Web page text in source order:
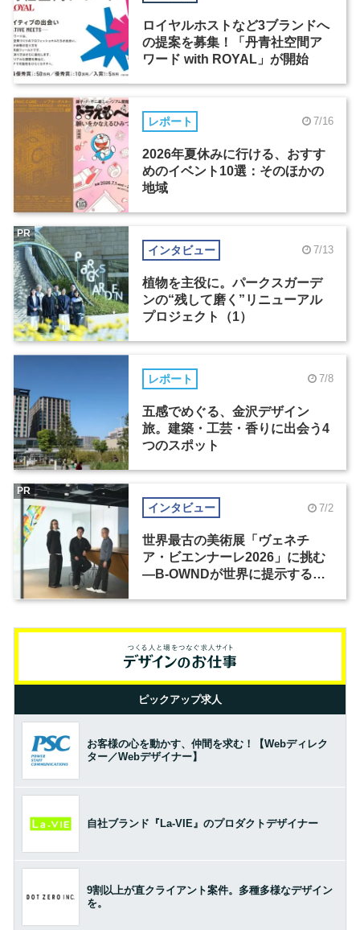
ロイヤルホストなど3ブランドへ
の提案を募集！「丹青社空間ア
ワード with ROYAL」が開始
レポート 7/16
2026年夏休みに行ける、おすす
めのイベント10選：そのほかの
地域
インタビュー 7/13
植物を主役に。パークスガーデ
ンの“残して磨く”リニューアル
プロジェクト（1）
PR
レポート 7/8
五感でめぐる、金沢デザイン
旅。建築・工芸・香りに出会う4
つのスポット
インタビュー 7/2
世界最古の美術展「ヴェネチ
ア・ビエンナーレ2026」に挑む
―B-OWNDが世界に提示する美
PR
ピックアップ求人
お客様の心を動かす、仲間を求む！【Webディレク
ター／Webデザイナー】
自社ブランド『La-VIE』のプロダクトデザイナー
9割以上が直クライアント案件。多種多様なデザイン
を。